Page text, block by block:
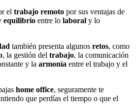
el trabajo remoto por sus ventajas de
equilibrio entre lo laboral y lo
también presenta algunos retos, como
, la gestión del trabajo, la comunicación
y la armonía entre el trabajo y el
home office, seguramente te
que perdías el tiempo o que el